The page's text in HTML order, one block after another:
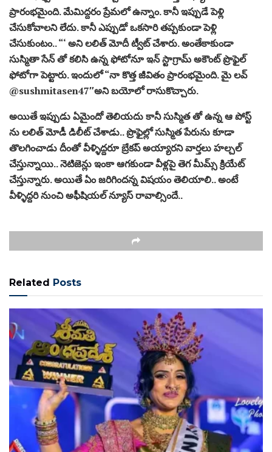
ప్రారంభమైంది. మేమిద్దరం ప్రేమలో ఉన్నాం. కానీ ఇప్పుడే పెళ్లి
చేసుకోవాలని లేదు. కానీ ఎప్పుడో ఒకసారి తప్పకుండా పెళ్లి
చేసుకుంటం.. “‘ అని లలిత్ మోదీ ట్వీట్ చేశారు. అంతేకాకుండా
సుస్మితా సేన్ తో కలిసి ఉన్న ఫోటోనూ ఇన్ స్టాగ్రామ్ అకౌంట్ ప్రొఫైల్
ఫోటోగా పెట్టారు. ఇందులో “నా కొత్త జీవితం ప్రారంభమైంది. మై లవ్
@sushmitasen47″అని బయోలో రాసుకొచ్చారు.
అయితే ఇప్పుడు ఏమైందో తెలియదు కానీ సుస్మిత తో ఉన్న ఆ పోస్ట్
ను లలిత్ మోడీ డిలీట్ చేశాడు.. ప్రొఫైల్లో సుస్మిత పేరును కూడా
తొలగించాడు దీంతో వీళ్ళిద్దరూ బ్రేకప్ అయ్యారని వార్తలు హల్చల్
చేస్తున్నాయి.. నెటిజెన్లు ఇంకా ఆగకుండా వీళ్లపై తెగ మీమ్స్ క్రియేట్
చేస్తున్నారు. అయితే ఏం జరిగిందన్న విషయం తెలియాలి.. అంటే
వీళ్ళిద్దరి నుంచి అఫీషియల్ న్యూస్ రావాల్సిందే..
Related Posts